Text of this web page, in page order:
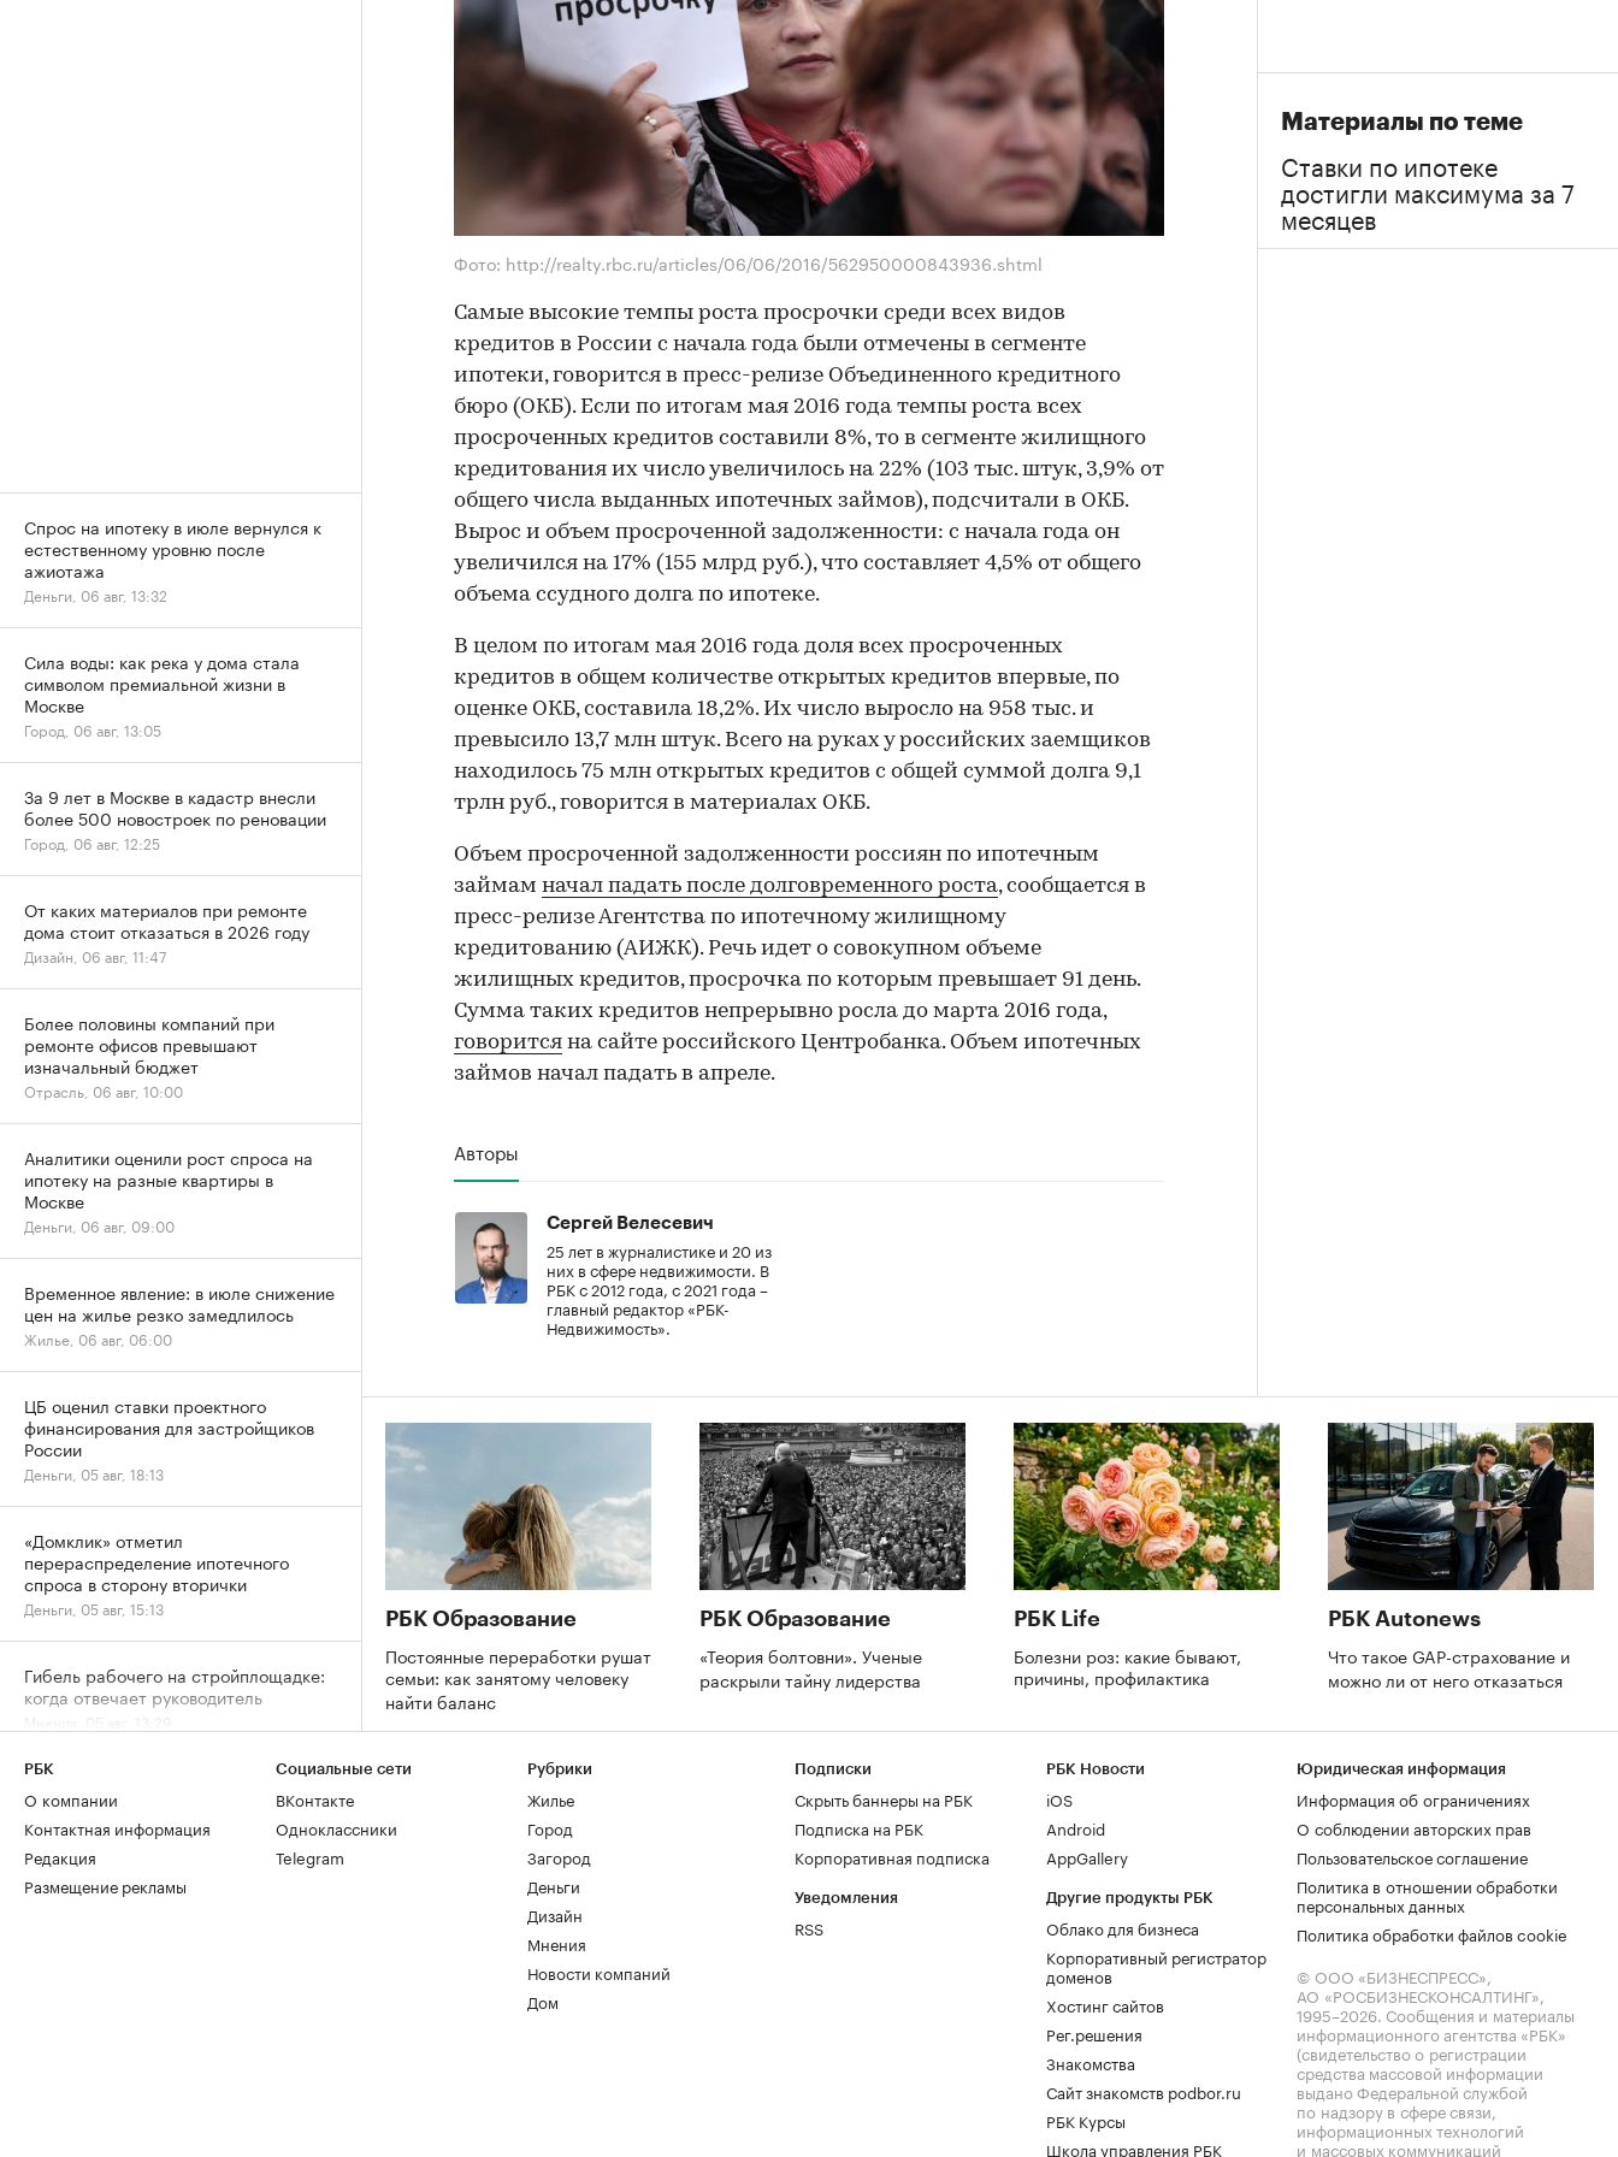
Фото: http://realty.rbc.ru/articles/06/06/2016/562950000843936.shtml
Самые высокие темпы роста просрочки среди всех видов
кредитов в России с начала года были отмечены в сегменте
ипотеки, говорится в пресс-релизе Объединенного кредитного
бюро (ОКБ). Если по итогам мая 2016 года темпы роста всех
просроченных кредитов составили 8%, то в сегменте жилищного
кредитования их число увеличилось на 22% (103 тыс. штук, 3,9% от
общего числа выданных ипотечных займов), подсчитали в ОКБ.
Вырос и объем просроченной задолженности: с начала года он
увеличился на 17% (155 млрд руб.), что составляет 4,5% от общего
объема ссудного долга по ипотеке.
В целом по итогам мая 2016 года доля всех просроченных
кредитов в общем количестве открытых кредитов впервые, по
оценке ОКБ, составила 18,2%. Их число выросло на 958 тыс. и
превысило 13,7 млн штук. Всего на руках у российских заемщиков
находилось 75 млн открытых кредитов с общей суммой долга 9,1
трлн руб., говорится в материалах ОКБ.
Объем просроченной задолженности россиян по ипотечным
займам начал падать после долговременного роста, сообщается в
пресс-релизе Агентства по ипотечному жилищному
кредитованию (АИЖК). Речь идет о совокупном объеме
жилищных кредитов, просрочка по которым превышает 91 день.
Сумма таких кредитов непрерывно росла до марта 2016 года,
говорится на сайте российского Центробанка. Объем ипотечных
займов начал падать в апреле.
Авторы
Сергей Велесевич
25 лет в журналистике и 20 из
них в сфере недвижимости. В
РБК с 2012 года, с 2021 года –
главный редактор «РБК-
Недвижимость».
Материалы по теме
Ставки по ипотеке
достигли максимума за 7
месяцев
РБК Образование
Постоянные переработки рушат
семьи: как занятому человеку
найти баланс
РБК Образование
«Теория болтовни». Ученые
раскрыли тайну лидерства
РБК Life
Болезни роз: какие бывают,
причины, профилактика
РБК Autonews
Что такое GAP-страхование и
можно ли от него отказаться
Спрос на ипотеку в июле вернулся к
естественному уровню после
ажиотажа
Деньги, 06 авг, 13:32
Сила воды: как река у дома стала
символом премиальной жизни в
Москве
Город, 06 авг, 13:05
За 9 лет в Москве в кадастр внесли
более 500 новостроек по реновации
Город, 06 авг, 12:25
От каких материалов при ремонте
дома стоит отказаться в 2026 году
Дизайн, 06 авг, 11:47
Более половины компаний при
ремонте офисов превышают
изначальный бюджет
Отрасль, 06 авг, 10:00
Аналитики оценили рост спроса на
ипотеку на разные квартиры в
Москве
Деньги, 06 авг, 09:00
Временное явление: в июле снижение
цен на жилье резко замедлилось
Жилье, 06 авг, 06:00
ЦБ оценил ставки проектного
финансирования для застройщиков
России
Деньги, 05 авг, 18:13
«Домклик» отметил
перераспределение ипотечного
спроса в сторону вторички
Деньги, 05 авг, 15:13
Гибель рабочего на стройплощадке:
когда отвечает руководитель
Мнения, 05 авг, 13:29
платить налог за квартиру и дачу
Деньги, 05 авг, 12:15
РБК
О компании
Контактная информация
Редакция
Размещение рекламы
Социальные сети
ВКонтакте
Одноклассники
Telegram
Рубрики
Жилье
Город
Загород
Деньги
Дизайн
Мнения
Новости компаний
Дом
Подписки
Скрыть баннеры на РБК
Подписка на РБК
Корпоративная подписка
Уведомления
RSS
РБК Новости
iOS
Android
AppGallery
Другие продукты РБК
Облако для бизнеса
Корпоративный регистратор
доменов
Хостинг сайтов
Рег.решения
Знакомства
Сайт знакомств podbor.ru
РБК Курсы
Школа управления РБК
Юридическая информация
Информация об ограничениях
О соблюдении авторских прав
Пользовательское соглашение
Политика в отношении обработки
персональных данных
Политика обработки файлов cookie
© ООО «БИЗНЕСПРЕСС»,
АО «РОСБИЗНЕСКОНСАЛТИНГ»,
1995–2026. Сообщения и материалы
информационного агентства «РБК»
(свидетельство о регистрации
средства массовой информации
выдано Федеральной службой
по надзору в сфере связи,
информационных технологий
и массовых коммуникаций